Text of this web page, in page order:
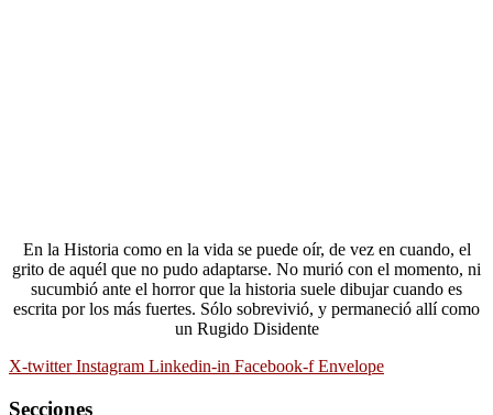
En la Historia como en la vida se puede oír, de vez en cuando, el
grito de aquél que no pudo adaptarse. No murió con el momento, ni
sucumbió ante el horror que la historia suele dibujar cuando es
escrita por los más fuertes. Sólo sobrevivió, y permaneció allí como
un Rugido Disidente
X-twitter Instagram Linkedin-in Facebook-f Envelope
Secciones